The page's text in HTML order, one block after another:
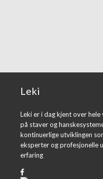
Leki
Leki er i dag kjent over
på staver og
kontinuerlige utviklingen
eksperter og profesjonelle
erfaring